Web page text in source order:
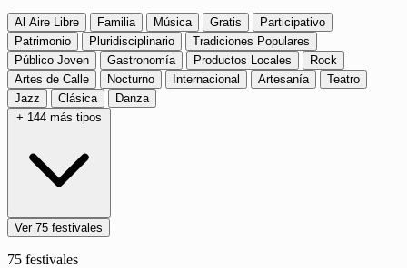
Al Aire Libre Familia Música Gratis
Participativo
Patrimonio
Pluridisciplinario
Tradiciones Populares
Público Joven
Gastronomía Productos Locales
Rock
Artes de Calle
Nocturno Internacional Artesanía
Teatro
Jazz
Clásica
Danza
+ 144 más tipos
Ver 75 festivales
75 festivales